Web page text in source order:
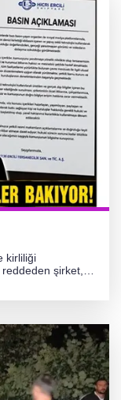
kirliliği
reddeden şirket,